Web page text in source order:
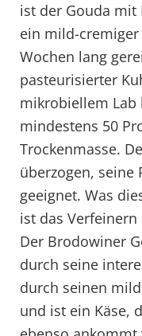
ist der Gouda mit
ein mild-cremiger
Wochen lang
pasteurisierter
mikrobiellem
mindestens 50
Trockenmasse.
überzogen, seine
geeignet. Was
ist das
Der Brodowiner
durch seine
durch seinen
und ist ein Käse,